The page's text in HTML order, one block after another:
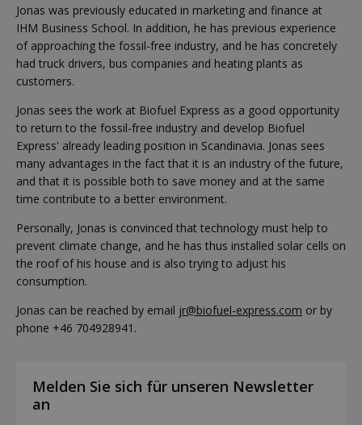
Jonas was previously educated in marketing and finance at
IHM Business School. In addition, he has previous experience
of approaching the fossil-free industry, and he has concretely
had truck drivers, bus companies and heating plants as
customers.
Jonas sees the work at Biofuel Express as a good opportunity
to return to the fossil-free industry and develop Biofuel
Express' already leading position in Scandinavia. Jonas sees
many advantages in the fact that it is an industry of the future,
and that it is possible both to save money and at the same
time contribute to a better environment.
Personally, Jonas is convinced that technology must help to
prevent climate change, and he has thus installed solar cells on
the roof of his house and is also trying to adjust his
consumption.
Jonas can be reached by email jr@biofuel-express.com or by
phone +46 704928941.
Melden Sie sich für unseren Newsletter
an